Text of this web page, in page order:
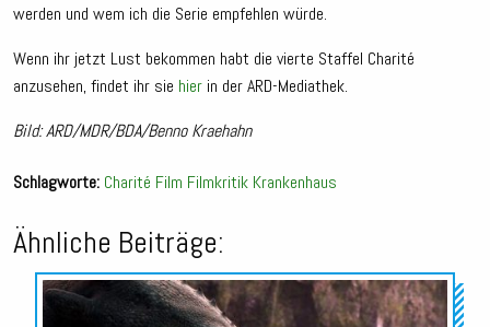
werden und wem ich die Serie empfehlen würde.
Wenn ihr jetzt Lust bekommen habt die vierte Staffel Charité
anzusehen, findet ihr sie hier in der ARD-Mediathek.
Bild: ARD/MDR/BDA/Benno Kraehahn
Schlagworte: Charité Film Filmkritik Krankenhaus
Ähnliche Beiträge:
Audio-
Player